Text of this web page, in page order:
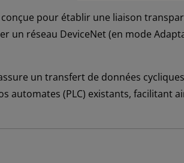
pour établir une liaison
un réseau DeviceNet (en mode
un transfert de données
(PLC) existants, facilitant